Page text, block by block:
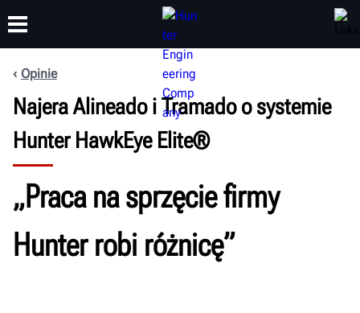
PRODUKTY WSPARCIE
SZKOLENIA
O NAS
Opinie
Najera Alineado i Tramado o systemie
Hunter HawkEye Elite®
„Praca na sprzęcie firmy
Hunter robi różnicę”